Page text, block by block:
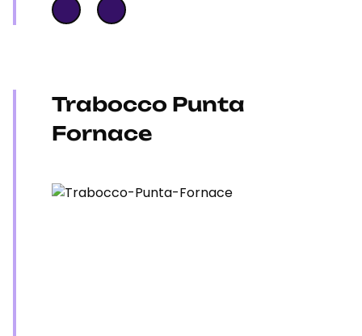
Trabocco Punta
Fornace